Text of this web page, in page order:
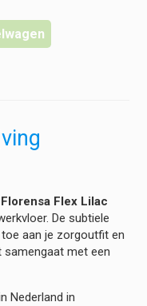
Florensa Flex Lilac
De subtiele
aan je zorgoutfit en
met een
Nederland in